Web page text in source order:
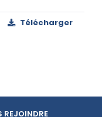
Télécharger
REJOINDRE